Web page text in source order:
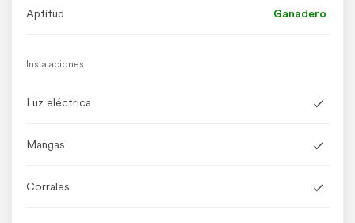
Aptitud Ganadero
Instalaciones
Luz eléctrica
Mangas
Corrales